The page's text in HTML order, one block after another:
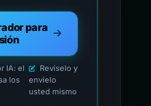
para
IA: el
los
Revíselo y
envíelo
usted mismo